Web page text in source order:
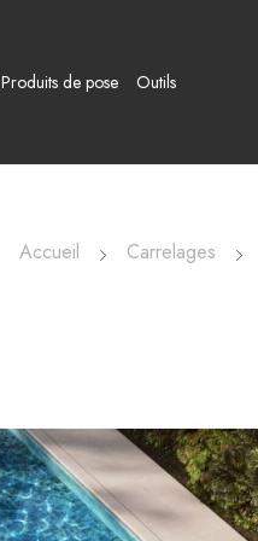
Produits de pose Outils
Accueil Carrelages